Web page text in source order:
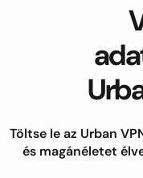
Töltse le az Urban
és magánéletet